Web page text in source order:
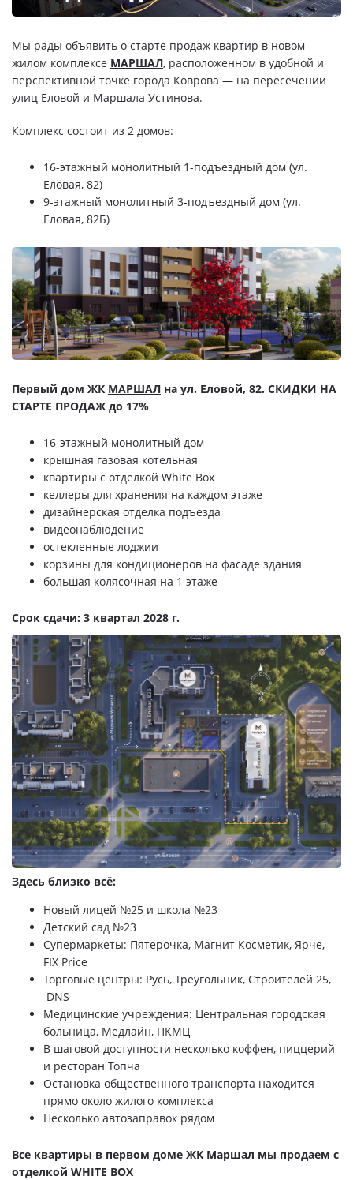
Свои Люди
Офис продаж
Работа
О компании
Онлайн-запись
Мы рады объявить о старте продаж квартир в новом
жилом комплексе МАРШАЛ, расположенном в удобной и
перспективной точке города Коврова — на пересечении
улиц Еловой и Маршала Устинова.
Комплекс состоит из 2 домов:
16-этажный монолитный 1-подъездный дом (ул.
Еловая, 82)
9-этажный монолитный 3-подъездный дом (ул.
Еловая, 82Б)
Первый дом ЖК МАРШАЛ на ул. Еловой, 82. СКИДКИ НА
СТАРТЕ ПРОДАЖ до 17%
16-этажный монолитный дом
крышная газовая котельная
квартиры с отделкой White Box
келлеры для хранения на каждом этаже
дизайнерская отделка подъезда
видеонаблюдение
остекленные лоджии
корзины для кондиционеров на фасаде здания
большая колясочная на 1 этаже
Срок сдачи: 3 квартал 2028 г.
Здесь близко всё:
Новый лицей №25 и школа №23
Детский сад №23
Супермаркеты: Пятерочка, Магнит Косметик, Ярче,
FIX Price
Торговые центры: Русь, Треугольник, Строителей 25,
DNS
Медицинские учреждения: Центральная городская
больница, Медлайн, ПКМЦ
В шаговой доступности несколько коффен, пиццерий
и ресторан Топча
Остановка общественного транспорта находится
прямо около жилого комплекса
Несколько автозаправок рядом
Все квартиры в первом доме ЖК Маршал мы продаем с
отделкой WHITE BOX